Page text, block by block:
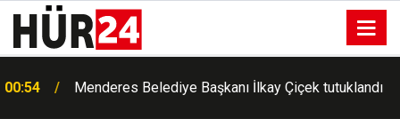
00:54 Menderes Belediye Başkanı İlkay Çiçek tutuklandı